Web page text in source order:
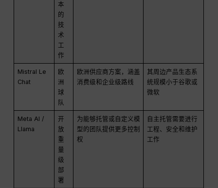
本
的
技
术
工
作
Mistral Le
Chat
欧
洲
球
队
欧洲供应商方案，涵盖
消费级和企业级路线
其周边产品生态系
统规模小于谷歌或
微软
Meta AI /
Llama
开
放
重
量
级
部
署
为能够托管或自定义模
型的团队提供更多控制
权
自主托管需要进行
工程、安全和维护
工作